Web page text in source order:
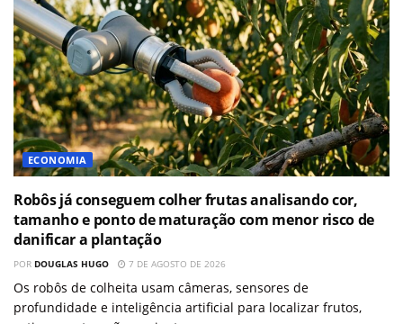
ECONOMIA
Robôs já conseguem colher frutas analisando cor,
tamanho e ponto de maturação com menor risco de
danificar a plantação
POR DOUGLAS HUGO 7 DE AGOSTO DE 2026
Os robôs de colheita usam câmeras, sensores de
profundidade e inteligência artificial para localizar frutos,